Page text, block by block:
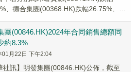
、德合集團(00368.HK)跌幅26.75%、力
團(00846.HK)2024年合同銷售總額同
約8.3%
01月22日 下午2:04
社訊】明發集團(00846.HK)公佈，截至